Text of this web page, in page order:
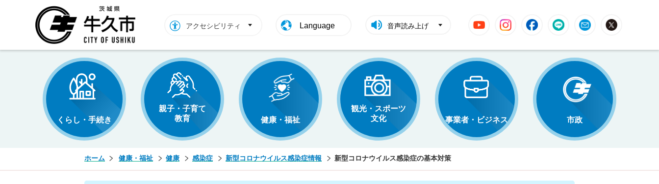
アクセシビリティ Language 音声読み上げ
YouTube InstagramFacebookLINE Mail
くらし・手続き
親子・子育て
教育
健康・福祉
観光・スポーツ
文化
事業者・ビジネス 市政
ホーム 健康・福祉 健康 感染症 新型コロナウイルス感染症情報 新型コロナウイルス感染症の基本対策